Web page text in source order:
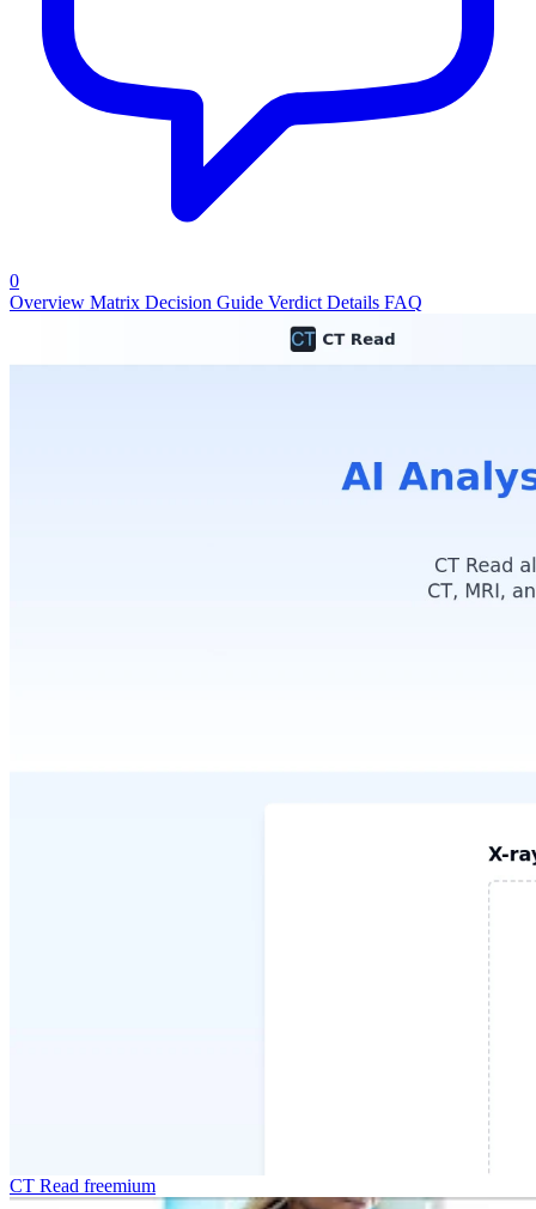
0
Overview Matrix Decision Guide Verdict Details FAQ
CT Read freemium